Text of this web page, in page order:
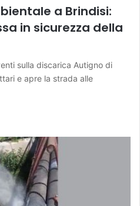
a Brindisi:
in sicurezza della
sulla discarica Autigno di
e apre la strada alle